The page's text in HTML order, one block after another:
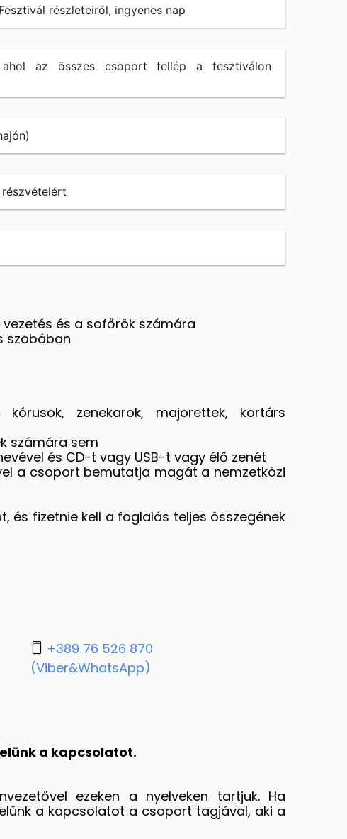
részleteiről, ingyenes nap
ahol az összes csoport fellép a fesztiválon
és a sofőrök számára
szobában
zenekarok, majorettek, kortárs
számára sem
és CD-t vagy USB-t vagy élő zenét
a csoport bemutatja magát a nemzetközi
és fizetnie kell a foglalás teljes összegének
+389 76 526 870
(Viber&WhatsApp)
a kapcsolatot.
ezeken a nyelveken tartjuk. Ha
a kapcsolatot a csoport tagjával, aki a